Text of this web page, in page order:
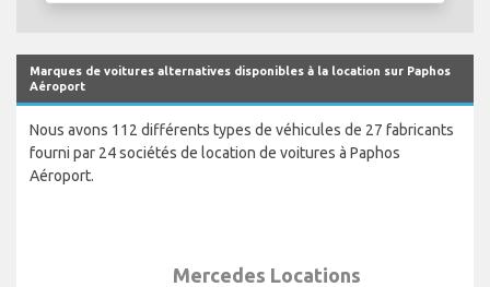
Marques de voitures alternatives disponibles à la location sur Paphos
Aéroport
Nous avons 112 différents types de véhicules de 27 fabricants
fourni par 24 sociétés de location de voitures à Paphos
Aéroport.
Mercedes Locations